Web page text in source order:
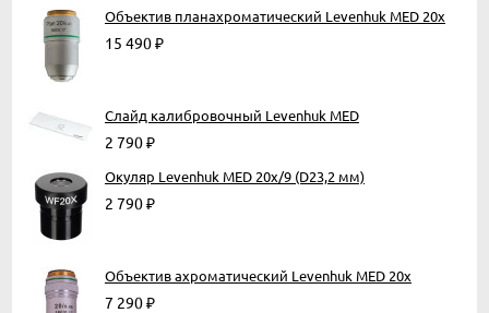
Объектив планахроматический Levenhuk MED 20x
15 490₽
Слайд калибровочный Levenhuk MED
2 790₽
Окуляр Levenhuk MED 20x/9 (D23,2 мм)
2 790₽
Объектив ахроматический Levenhuk MED 20x
7 290₽